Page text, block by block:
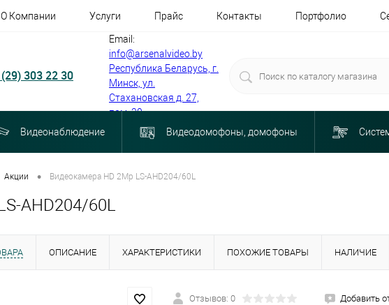
О Компании Услуги Прайс Контакты Портфолио
303 22 30
Email:
info@arsenalvideo.by
Республика Беларусь, г.
Минск, ул.
Стахановская д. 27,
пом. 30
Видеонаблюдение Видеодомофоны, домофоны
Акции • Видеокамера HD 2Mp LS-AHD204/60L
AHD204/60L
ОПИСАНИЕ ХАРАКТЕРИСТИКИ ПОХОЖИЕ ТОВАРЫ НАЛИЧИЕ
Отзывов: 0 Добавить